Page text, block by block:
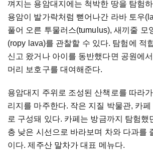
껴지는 용암대지에는 척박한 땅을 탐험
용암이 발가락처럼 뻗어나간 라바 토우
풀어 오른 투물러스(tumulus), 새끼줄 모
(ropy lava)를 관찰할 수 있다. 탐험에 적
신고 왔거나 아이를 동반했다면 공원에
머리 보호구를 대여해준다.
용암대지 주위로 조성된 산책로를 따라
리지를 마주한다. 작은 지질 박물관, 카
로 구성돼 있다. 카페는 방금까지 탐험했
층 낮은 시선으로 바라보며 차와 다과를
이다. 제주산 말차가 대표 메뉴다.